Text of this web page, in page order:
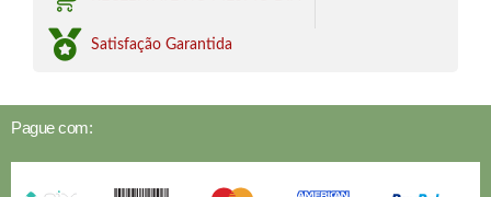
Satisfação Garantida
Pague com: